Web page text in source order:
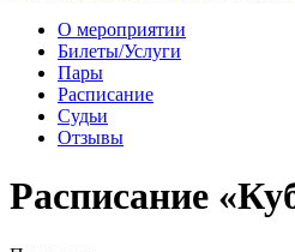
О мероприятии
Билеты/Услуги
Пары
Расписание
Судьи
Отзывы
Расписание